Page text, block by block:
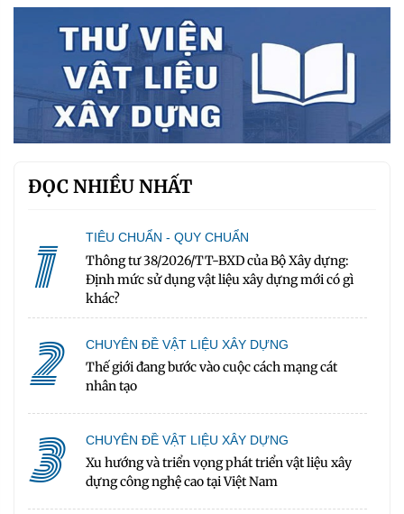
ĐỌC NHIỀU NHẤT
1 TIÊU CHUẨN - QUY CHUẨN
Thông tư 38/2026/TT-BXD của Bộ Xây dựng:
Định mức sử dụng vật liệu xây dựng mới có gì
khác?
2 CHUYÊN ĐỀ VẬT LIỆU XÂY DỰNG
Thế giới đang bước vào cuộc cách mạng cát
nhân tạo
3 CHUYÊN ĐỀ VẬT LIỆU XÂY DỰNG
Xu hướng và triển vọng phát triển vật liệu xây
dựng công nghệ cao tại Việt Nam